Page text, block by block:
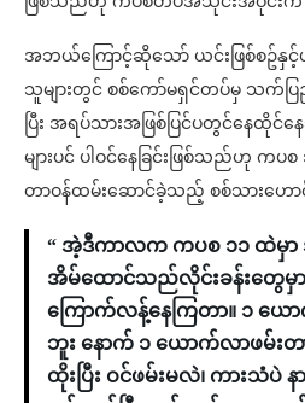
အဘယ်ကြောင့်ဆိုသော် ယင်းဖြစ်စဥ်နှင့်
သူများတွင် စစ်ကော်မရှင်တပ်မှ သက်ပြည့်
ပြီး အရပ်သားအဖြစ်ပြင်ပတွင်နေထိုင်
များပင် ပါဝင်နေခြင်းဖြစ်သည်ဟု က
တာဝန်ထမ်းဆောင်ခဲ့သည့် စစ်သားဟော
“ အဲ့ဒီကာလက ကပစ ၁၁ ထဲမှ
အိမ်ထောင်သည်လိုင်းခန်းတွေမှာ
ကြောက်လန့်နေကြတာ။ ၁ ယော
ဘူး နောက် ၁ ယောက်လာဖမ်း
ထိုးပြီး ဝင်ဖမ်းမလဲ၊ ကားသံပဲ